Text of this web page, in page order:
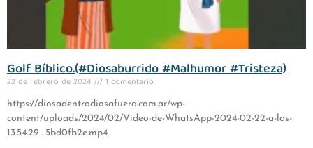
Golf Bíblico.(#Diosaburrido #Malhumor #Tristeza)
22 de febrero de 2024 1 comentario
https://diosadentrodiosafuera.com.ar/wp-
content/uploads/2024/02/Video-de-WhatsApp-2024-02-22-a-las-
13.54.29_5bd0fb2e.mp4